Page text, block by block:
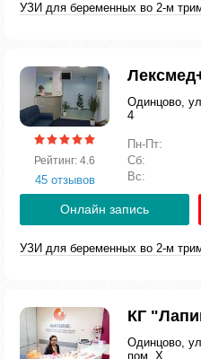
УЗИ для беременных во 2-м
Рейтинг: 4.6
45 отзывов
Одинцово,
4
Пн-Пт:
Сб:
Вс:
Онлайн запись
УЗИ для беременных во 2-м
КГ
Одинцово,
пом. Х